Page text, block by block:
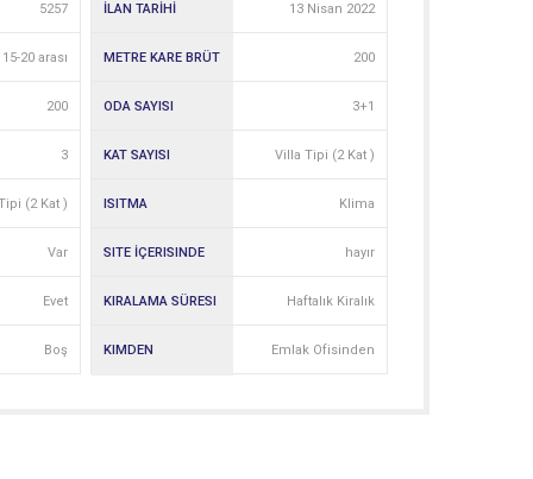
5257 İLAN TARİHİ 13 Nisan 2022
15-20 arası METRE KARE BRÜT 200
200 ODA SAYISI 3+1
3 KAT SAYISI Villa Tipi (2 Kat )
(2 Kat ) ISITMA Klima
Var SITE İÇERISINDE hayır
Evet KIRALAMA SÜRESI Haftalık Kiralık
Boş KIMDEN Emlak Ofisinden